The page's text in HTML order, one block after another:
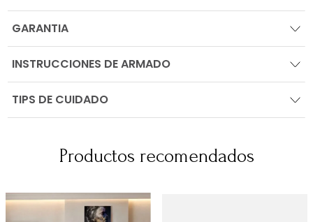
GARANTIA
INSTRUCCIONES DE ARMADO
TIPS DE CUIDADO
Productos recomendados